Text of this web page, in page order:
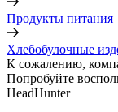
Продукты питания
Хлебобулочные
К сожалению,
Попробуйте
HeadHunter